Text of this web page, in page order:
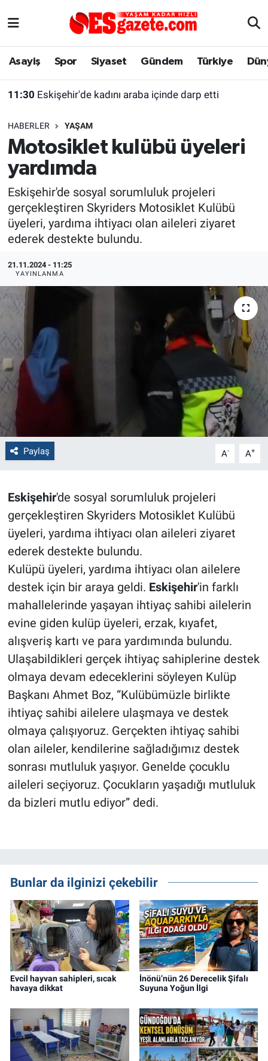
Asayiş Spor Siyaset Gündem Türkiye
11:30 Eskişehir'de kadını araba içinde darp etti
HABERLER YAŞAM
Motosiklet kulübü üyeleri
yardımda
Eskişehir'de sosyal sorumluluk projeleri
gerçekleştiren Skyriders Motosiklet Kulübü
üyeleri, yardıma ihtiyacı olan aileleri ziyaret
ederek destekte bulundu.
21.11.2024 - 11:25
YAYINLANMA
Paylaş A- A+
Eskişehir'de sosyal sorumluluk projeleri
gerçekleştiren Skyriders Motosiklet Kulübü
üyeleri, yardıma ihtiyacı olan aileleri ziyaret
ederek destekte bulundu.
Kulüpü üyeleri, yardıma ihtiyacı olan ailelere
destek için bir araya geldi. Eskişehir'in farklı
mahallelerinde yaşayan ihtiyaç sahibi ailelerin
evine giden kulüp üyeleri, erzak, kıyafet,
alışveriş kartı ve para yardımında bulundu.
Ulaşabildikleri gerçek ihtiyaç sahiplerine destek
olmaya devam edeceklerini söyleyen Kulüp
Başkanı Ahmet Boz, “Kulübümüzle birlikte
ihtiyaç sahibi ailelere ulaşmaya ve destek
olmaya çalışıyoruz. Gerçekten ihtiyaç sahibi
olan aileler, kendilerine sağladığımız destek
sonrası mutluluk yaşıyor. Genelde çocuklu
aileleri seçiyoruz. Çocukların yaşadığı mutluluk
da bizleri mutlu ediyor” dedi.
Bunlar da ilginizi çekebilir
Evcil hayvan sahipleri, sıcak
havaya dikkat
İnönü’nün 26 Derecelik Şifalı
Suyuna Yoğun İlgi
Asayiş
Gündem
Türkiye
Dünya
Sağlık
Alış-Veriş/İş dünyası
Yaşam
Eskişehirspor Arşivi
Eskişehir Arşivi
Röportaj
Ekonomi
Kültür Sanat
Politika
Kütahya
Gezi
Çevre
Magazin
Bilim ve Teknoloji
Eskişehir Nöbetçi Eczaneler
Süper Lig Puan Durumu ve Fikstür
Tüm Manşetler
Son Dakika Haberleri
Haber Arşivi